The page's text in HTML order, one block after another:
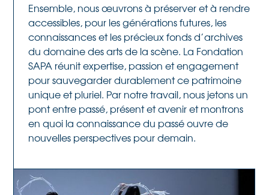
Ensemble, nous œuvrons à préserver et à rendre
accessibles, pour les générations futures, les
connaissances et les précieux fonds d’archives
du domaine des arts de la scène. La Fondation
SAPA réunit expertise, passion et engagement
pour sauvegarder durablement ce patrimoine
unique et pluriel. Par notre travail, nous jetons un
pont entre passé, présent et avenir et montrons
en quoi la connaissance du passé ouvre de
nouvelles perspectives pour demain.